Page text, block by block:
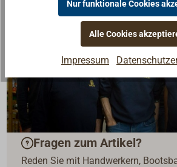
Fragen zum Artikel?
Reden Sie mit Handwerkern,
Nur funktionale Cookies
Alle Cookies
Impressum